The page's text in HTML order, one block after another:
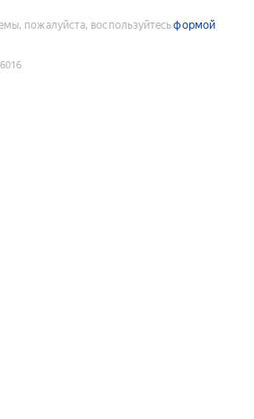
пожалуйста, воспользуйтесьформой